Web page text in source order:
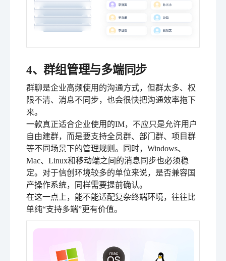
4、群组管理与多端同步
群聊是企业高频使用的沟通方式，但群太多、权
限不清、消息不同步，也会很快把沟通效率拖下
来。
一款真正适合企业使用的IM，不应只是允许用户
自由建群，而是要支持全员群、部门群、项目群
等不同场景下的管理规则。同时，Windows、
Mac、Linux和移动端之间的消息同步也必须稳
定。对于信创环境较多的单位来说，是否兼容国
产操作系统，同样需要提前确认。
在这一点上，能不能适配复杂终端环境，往往比
单纯“支持多端”更有价值。